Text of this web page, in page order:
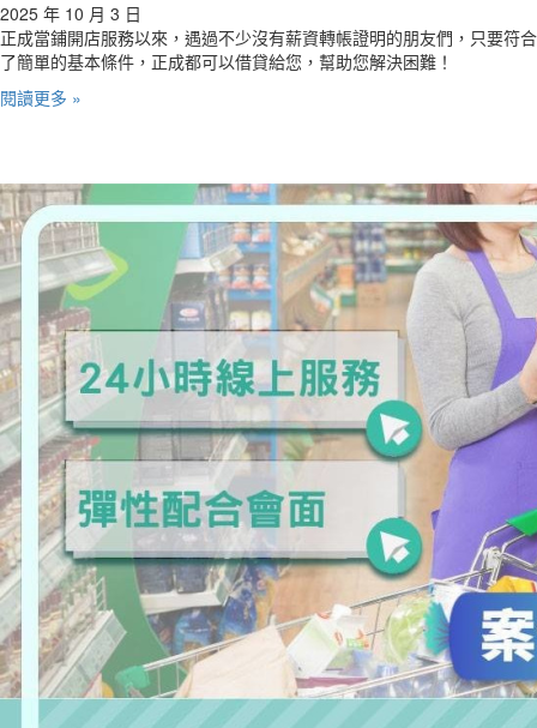
2025 年 10 月 3 日
正成當鋪開店服務以來，遇過不少沒有薪資轉帳證明的朋友們，只要符合
了簡單的基本條件，正成都可以借貸給您，幫助您解決困難！
閱讀更多 »